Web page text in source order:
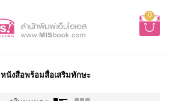
0
หนังสือพร้อมสื่อเสริมทักษะ